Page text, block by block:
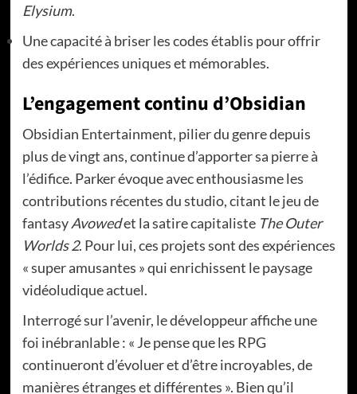
Elysium.
Une capacité à briser les codes établis pour offrir
des expériences uniques et mémorables.
L’engagement continu d’Obsidian
Obsidian Entertainment, pilier du genre depuis
plus de vingt ans, continue d’apporter sa pierre à
l’édifice. Parker évoque avec enthousiasme les
contributions récentes du studio, citant le jeu de
fantasyAvowedet la satire capitaliste The Outer
Worlds 2. Pour lui, ces projets sont des expériences
« super amusantes » qui enrichissent le paysage
vidéoludique actuel.
Interrogé sur l’avenir, le développeur affiche une
foi inébranlable : « Je pense que les RPG
continueront d’évoluer et d’être incroyables, de
manières étranges et différentes ». Bien qu’il